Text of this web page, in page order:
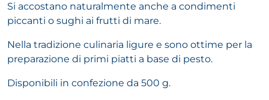
Si accostano naturalmente anche a condimenti
piccanti o sughi ai frutti di mare.
Nella tradizione culinaria ligure e sono ottime per la
preparazione di primi piatti a base di pesto.
Disponibili in confezione da 500 g.